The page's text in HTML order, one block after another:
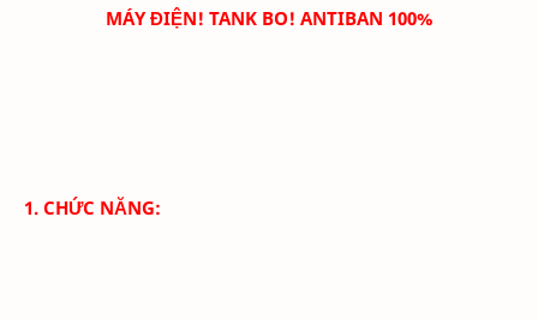
MÁY ĐIỆN! TANK BO! ANTIBAN 100%
1. CHỨC NĂNG: